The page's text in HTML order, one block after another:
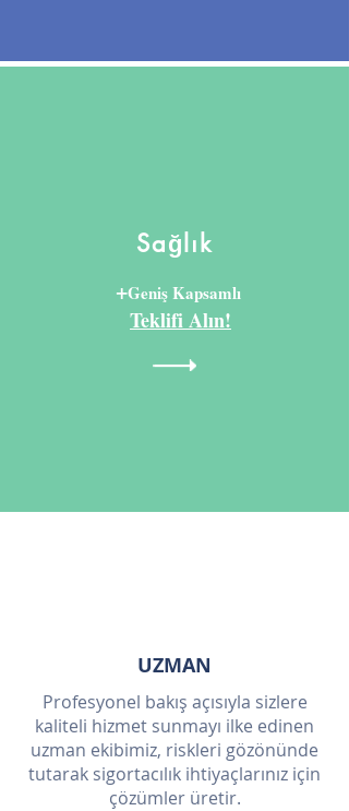
Sağlık
+Geniş Kapsamlı
Teklifi Alın!
UZMAN
Profesyonel bakış açısıyla sizlere
kaliteli hizmet sunmayı ilke edinen
uzman ekibimiz, riskleri gözönünde
tutarak sigortacılık ihtiyaçlarınız için
çözümler üretir.